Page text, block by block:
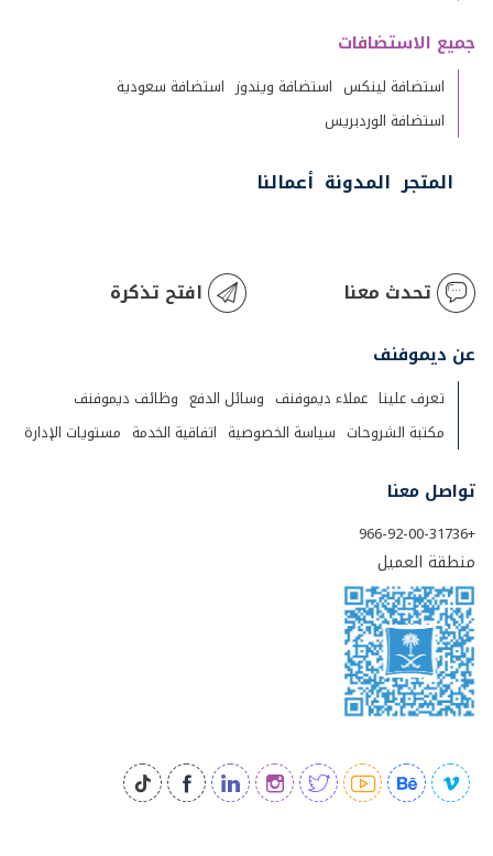
جميع الاستضافات
استضافة لينكس استضافة ويندوز استضافة سعودية
استضافة الوردبريس
المتجر المدونة أعمالنا
تحدث معنا افتح تذكرة
عن ديموفنف
تعرف علينا عملاء ديموفنف وسائل الدفع وظائف ديموفنف
مكتبة الشروحات سياسة الخصوصية اتفاقية الخدمة مستويات الإدارة
تواصل معنا
+966-92-00-31736
منطقة العميل